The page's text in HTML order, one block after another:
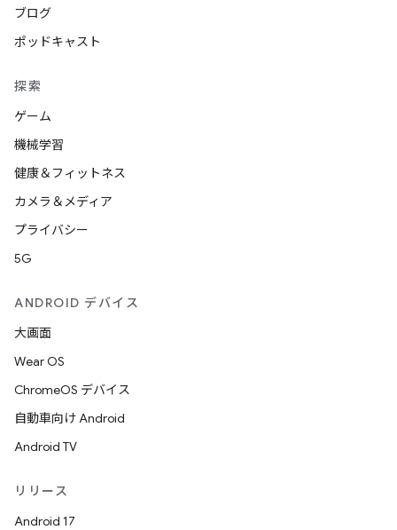
ブログ
ポッドキャスト
探索
ゲーム
機械学習
健康＆フィットネス
カメラ＆メディア
プライバシー
5G
ANDROID デバイス
大画面
Wear OS
ChromeOS デバイス
自動車向け Android
Android TV
リリース
Android 17